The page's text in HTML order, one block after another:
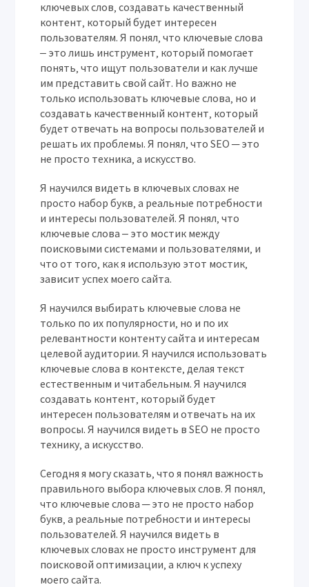
ключевых слов‚ создавать качественный
контент‚ который будет интересен
пользователям. Я понял‚ что ключевые слова
‒ это лишь инструмент‚ который помогает
понять‚ что ищут пользователи и как лучше
им представить свой сайт. Но важно не
только использовать ключевые слова‚ но и
создавать качественный контент‚ который
будет отвечать на вопросы пользователей и
решать их проблемы. Я понял‚ что SEO ─ это
не просто техника‚ а искусство.
Я научился видеть в ключевых словах не
просто набор букв‚ а реальные потребности
и интересы пользователей. Я понял‚ что
ключевые слова ‒ это мостик между
поисковыми системами и пользователями‚ и
что от того‚ как я использую этот мостик‚
зависит успех моего сайта.
Я научился выбирать ключевые слова не
только по их популярности‚ но и по их
релевантности контенту сайта и интересам
целевой аудитории. Я научился использовать
ключевые слова в контексте‚ делая текст
естественным и читабельным. Я научился
создавать контент‚ который будет
интересен пользователям и отвечать на их
вопросы. Я научился видеть в SEO не просто
технику‚ а искусство.
Сегодня я могу сказать‚ что я понял важность
правильного выбора ключевых слов. Я понял‚
что ключевые слова ─ это не просто набор
букв‚ а реальные потребности и интересы
пользователей. Я научился видеть в
ключевых словах не просто инструмент для
поисковой оптимизации‚ а ключ к успеху
моего сайта.